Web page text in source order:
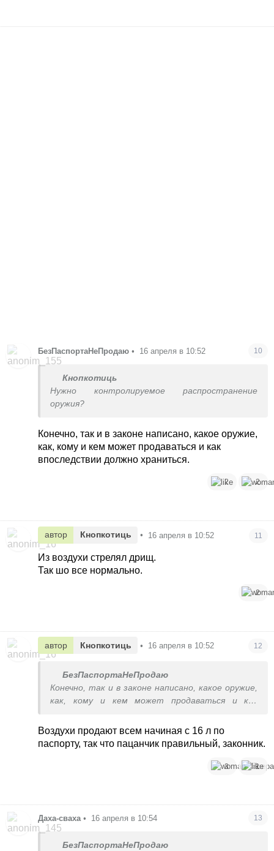
БезПаспортаНеПродаю • 16 апреля в 10:52 10
Кнопкотиць
Нужно контролируемое распространение
оружия?
Конечно, так и в законе написано, какое оружие,
как, кому и кем может продаваться и как
впоследствии должно храниться.
2 2
автор Кнопкотиць • 16 апреля в 10:52 11
Из воздухи стрелял дрищ.
Так шо все нормально.
2
автор Кнопкотиць • 16 апреля в 10:52 12
БезПаспортаНеПродаю
Конечно, так и в законе написано, какое оружие,
как, кому и кем может продаваться и как
Воздухи продают всем начиная с 16 л по
паспорту, так что пацанчик правильный, законник.
3 1
Даха-сваха • 16 апреля в 10:54 13
БезПаспортаНеПродаю